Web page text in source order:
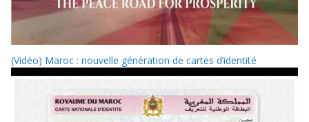
(Vidéo) Maroc : nouvelle génération de cartes d’identité